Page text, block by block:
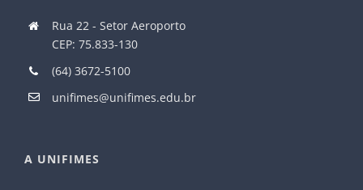
Rua 22 - Setor Aeroporto
CEP: 75.833-130
(64) 3672-5100
unifimes@unifimes.edu.br
A UNIFIMES